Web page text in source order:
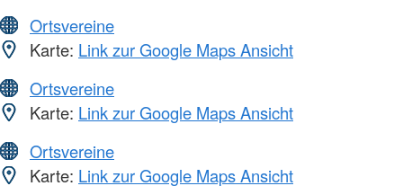
Ortsvereine
Karte: Link zur Google Maps Ansicht
Ortsvereine
Karte: Link zur Google Maps Ansicht
Ortsvereine
Karte: Link zur Google Maps Ansicht